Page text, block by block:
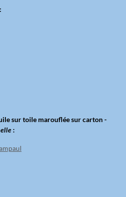
sur toile marouflée sur carton -
: